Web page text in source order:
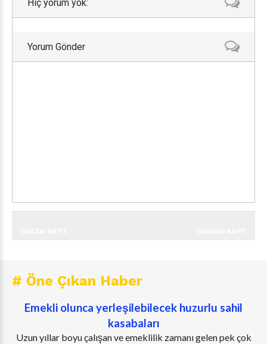
Hiç yorum yok:
Yorum Gönder
# Öne Çıkan Haber
Emekli olunca yerleşilebilecek huzurlu sahil
kasabaları
Uzun yıllar boyu çalışan ve emeklilik zamanı gelen pek çok